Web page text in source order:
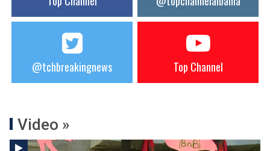
@tchbreakingnews Top Channel
Video »